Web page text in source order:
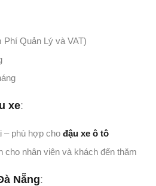
Phí Quản Lý và VAT)
xe:
– phù hợp cho đậu xe ô tô
cho nhân viên và khách đến thăm
Nẵng: